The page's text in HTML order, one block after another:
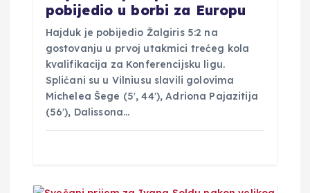
pobijedio u borbi za Europu
Hajduk je pobijedio Žalgiris 5:2 na
gostovanju u prvoj utakmici trećeg kola
kvalifikacija za Konferencijsku ligu.
Splićani su u Vilniusu slavili golovima
Michelea Šege (5′, 44′), Adriona Pajazitija
(56′), Dalissona…